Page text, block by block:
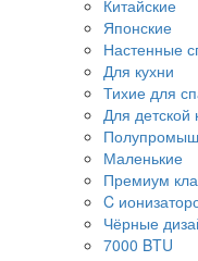
Китайские
Японские
Настенные
Для кухни
Тихие для
Для детской
Маленькие
Премиум
C
Чёрные
7000 BTU